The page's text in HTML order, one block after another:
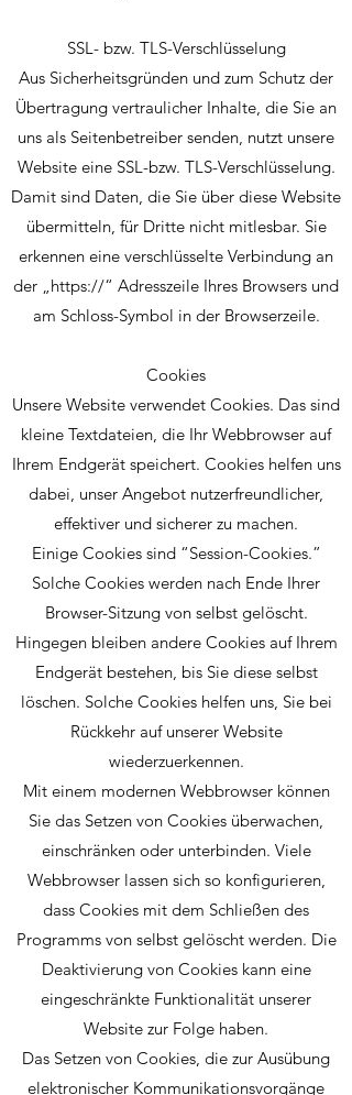
SSL- bzw. TLS-Verschlüsselung
Aus Sicherheitsgründen und zum Schutz der
Übertragung vertraulicher Inhalte, die Sie an
uns als Seitenbetreiber senden, nutzt unsere
Website eine SSL-bzw. TLS-Verschlüsselung.
Damit sind Daten, die Sie über diese Website
übermitteln, für Dritte nicht mitlesbar. Sie
erkennen eine verschlüsselte Verbindung an
der „https://“ Adresszeile Ihres Browsers und
am Schloss-Symbol in der Browserzeile.
Cookies
Unsere Website verwendet Cookies. Das sind
kleine Textdateien, die Ihr Webbrowser auf
Ihrem Endgerät speichert. Cookies helfen uns
dabei, unser Angebot nutzerfreundlicher,
effektiver und sicherer zu machen.
Einige Cookies sind “Session-Cookies.”
Solche Cookies werden nach Ende Ihrer
Browser-Sitzung von selbst gelöscht.
Hingegen bleiben andere Cookies auf Ihrem
Endgerät bestehen, bis Sie diese selbst
löschen. Solche Cookies helfen uns, Sie bei
Rückkehr auf unserer Website
wiederzuerkennen.
Mit einem modernen Webbrowser können
Sie das Setzen von Cookies überwachen,
einschränken oder unterbinden. Viele
Webbrowser lassen sich so konfigurieren,
dass Cookies mit dem Schließen des
Programms von selbst gelöscht werden. Die
Deaktivierung von Cookies kann eine
eingeschränkte Funktionalität unserer
Website zur Folge haben.
Das Setzen von Cookies, die zur Ausübung
elektronischer Kommunikationsvorgänge